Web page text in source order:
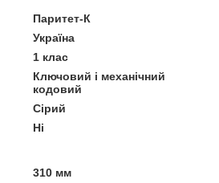
Паритет-К
Україна
1 клас
Ключовий і механічний
кодовий
Сірий
Ні
310 мм